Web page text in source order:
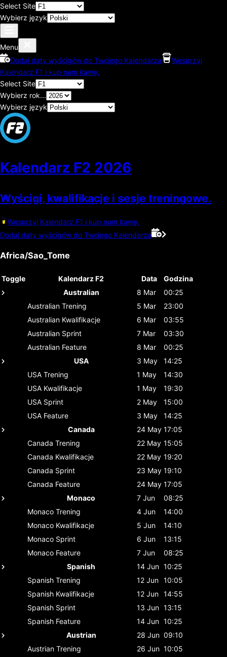
Select Site
Wybierz język
Menu
Dodaj daty wyścigów do Twojego Kalendarza
Wesprzyj
Kalendarz F1 i kup nam kawę.
Select Site
Wybierz rok...
Wybierz język
Kalendarz F2 2026
Wyścigi, kwalifikacje i sesje treningowe.
Wesprzyj Kalendarz F1 i kup nam kawę.
Dodaj daty wyścigów do Twojego Kalendarza
Africa/Sao_Tome
Toggle Kalendarz F2 Data
Godzina
Australian
8 Mar
00:25
Australian Trening 5 Mar
23:00
Australian Kwalifikacje 6 Mar
03:55
Australian Sprint 7 Mar
03:30
Australian Feature 8 Mar
00:25
USA
3 May
14:25
USA Trening 1 May
14:30
USA Kwalifikacje 1 May
19:30
USA Sprint 2 May
15:00
USA Feature 3 May
14:25
Canada
24 May 17:05
Canada Trening 22 May 15:05
Canada Kwalifikacje 22 May 19:20
Canada Sprint 23 May 19:10
Canada Feature 24 May 17:05
Monaco
7 Jun
08:25
Monaco Trening 4 Jun
14:00
Monaco Kwalifikacje 5 Jun
14:10
Monaco Sprint 6 Jun
13:15
Monaco Feature 7 Jun
08:25
Spanish
14 Jun 10:25
Spanish Trening 12 Jun 10:05
Spanish Kwalifikacje 12 Jun 14:55
Spanish Sprint 13 Jun 13:15
Spanish Feature 14 Jun 10:25
Austrian
28 Jun 09:10
Austrian Trening 26 Jun 10:05